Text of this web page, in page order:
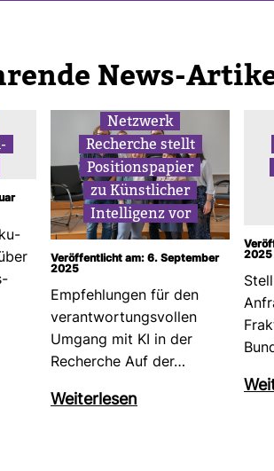
News-​
Netz­werk
Recherche stellt
Posi­ti­ons­pa­pier
zu Künst­li­cher
Intel­li­genz vor
Veröffentlicht am: 6. September
2025
Emp­feh­lungen für den
ver­ant­wor­tungs­vollen
Umgang mit KI in der
Recherche Auf der…
Wei­ter­lesen
2025